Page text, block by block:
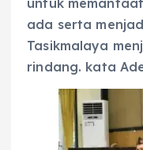
untuk
ada serta
Tasikmalaya
rindang. kata